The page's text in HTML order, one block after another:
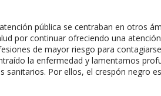
pública se centraban en otros
por continuar ofreciendo una
de mayor riesgo para
la enfermedad y lamentamos
sanitarios. Por ellos, el crespón negro